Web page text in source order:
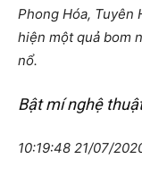
Phong Hóa, Tuyên
hiện một quả bom
nổ.
Bật mí nghệ
10:19:48 21/07/